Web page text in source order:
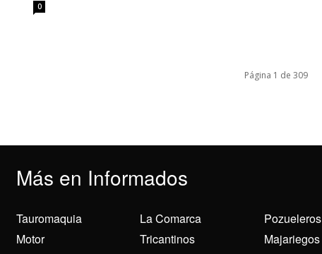
0
Página 1 de 309
Más en Informados
Tauromaquia
Motor
La Comarca
Tricantinos
Pozueleros
Majariegos